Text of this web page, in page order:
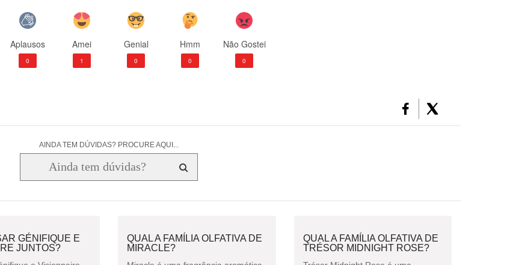
Aplausos
0
Amei
1
Genial
0
Hmm
0
Não Gostei
0
AINDA TEM DÚVIDAS? PROCURE AQUI...
GÉNIFIQUE E
JUNTOS?
QUAL A FAMÍLIA OLFATIVA DE
MIRACLE?
QUAL A FAMÍLIA OLFATIVA DE
TRÉSOR MIDNIGHT ROSE?